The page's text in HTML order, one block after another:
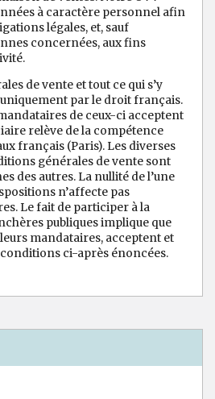
à caractère personnel afin
légales, et, sauf
concernées, aux fins
de vente et tout ce qui s’y
par le droit français.
de ceux-ci acceptent
relève de la compétence
français (Paris). Les diverses
générales de vente sont
des autres. La nullité de l’une
n’affecte pas
Le fait de participer à la
publiques implique que
mandataires, acceptent et
ci-après énoncées.